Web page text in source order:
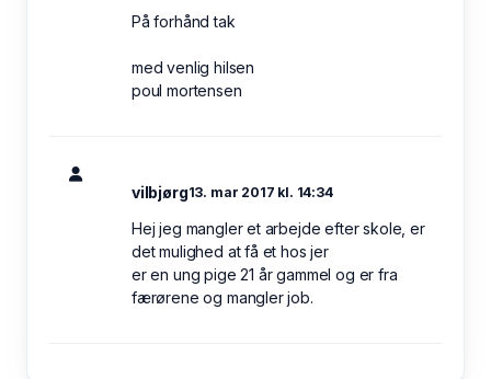
På forhånd tak
med venlig hilsen
poul mortensen
vilbjørg13. mar 2017 kl. 14:34
Hej jeg mangler et arbejde efter skole, er
det mulighed at få et hos jer
er en ung pige 21 år gammel og er fra
færørene og mangler job.